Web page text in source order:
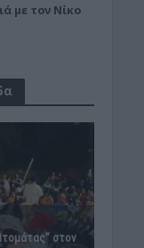
με τον Νίκο